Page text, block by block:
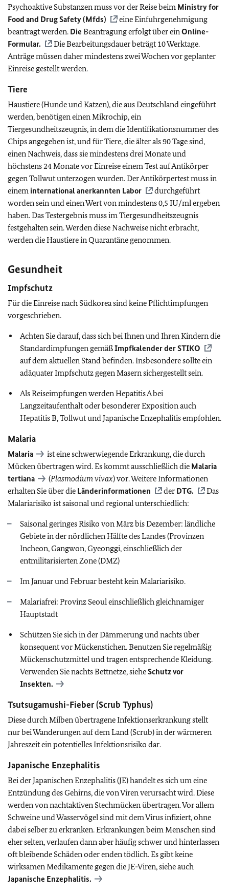
Psychoaktive Substanzen muss vor der Reise beim Ministry for
Food and Drug Safety (Mfds)
eine Einfuhrgenehmigung
beantragt werden. Die Beantragung erfolgt über einOnline-
Formular.
Die Bearbeitungsdauer beträgt 10 Werktage.
Anträge müssen daher mindestens zwei Wochen vor geplanter
Einreise gestellt werden.
Tiere
Haustiere (Hunde und Katzen), die aus Deutschland eingeführt
werden, benötigen einen Mikrochip, ein
Tiergesundheitszeugnis, in dem die Identifikationsnummer des
Chips angegeben ist, und für Tiere, die älter als 90 Tage sind,
einen Nachweis, dass sie mindestens drei Monate und
höchstens 24 Monate vor Einreise einem Test auf Antikörper
gegen Tollwut unterzogen wurden. Der Antikörpertest muss in
einem international anerkannten Labor
durchgeführt
worden sein und einen Wert von mindestens 0,5 IU/ml ergeben
haben. Das Testergebnis muss im Tiergesundheitszeugnis
festgehalten sein. Werden diese Nachweise nicht erbracht,
werden die Haustiere in Quarantäne genommen.
Gesundheit
Impfschutz
Für die Einreise nach Südkorea sind keine Pflichtimpfungen
vorgeschrieben.
Achten Sie darauf, dass sich bei Ihnen und Ihren Kindern die
Standardimpfungen gemäßImpfkalender derSTIKO
auf dem aktuellen Stand befinden.Insbesondere sollte ein
adäquater Impfschutz gegen Masern sichergestellt sein.
Als Reiseimpfungen werden Hepatitis A bei
Langzeitaufenthalt oder besonderer Exposition auch
Hepatitis B, Tollwut und Japanische Enzephalitis empfohlen.
Malaria
Malaria
ist eine schwerwiegende Erkrankung, die durch
Mücken übertragen wird. Es kommt ausschließlich die Malaria
tertiana
(Plasmodium vivax) vor. Weitere Informationen
erhalten Sie über die Länderinformationen der DTG.
Das
Malariarisiko ist saisonal und regional unterschiedlich:
Saisonal geringes Risiko von März bis Dezember: ländliche
Gebiete in der nördlichen Hälfte des Landes (Provinzen
Incheon, Gangwon, Gyeonggi, einschließlich der
entmilitarisierten Zone (DMZ)
Im Januar und Februar besteht kein Malariarisiko.
Malariafrei: Provinz Seoul einschließlich gleichnamiger
Hauptstadt
Schützen Sie sich in der Dämmerung und nachts über
konsequent vor Mückenstichen. Benutzen Sie regelmäßig
Mückenschutzmittel und tragen entsprechende Kleidung.
Verwenden Sie nachts Bettnetze, sieheSchutz vor
Insekten.
Tsutsugamushi-Fieber (Scrub Typhus)
Diese durch Milben übertragene Infektionserkrankung stellt
nur bei Wanderungen auf dem Land (Scrub) in der wärmeren
Jahreszeit ein potentielles Infektionsrisiko dar.
Japanische Enzephalitis
Bei der Japanischen Enzephalitis (JE) handelt es sich um eine
Entzündung des Gehirns, die von Viren verursacht wird. Diese
werden von nachtaktiven Stechmücken übertragen. Vor allem
Schweine und Wasservögel sind mit dem Virus infiziert, ohne
dabei selber zu erkranken. Erkrankungen beim Menschen sind
eher selten, verlaufen dann aber häufig schwer und hinterlassen
oft bleibende Schäden oder enden tödlich. Es gibt keine
wirksamen Medikamente gegen die JE-Viren, siehe auch
Japanische Enzephalitis.